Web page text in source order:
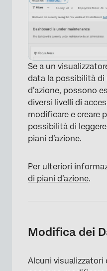
Se a un
data la possibilità di
d’azione, possono
diversi livelli di
modificare e creare
possibilità di
piani d’azione.
Per ulteriori
di piani d’azione.
Modifica dei
Alcuni visualizzatori